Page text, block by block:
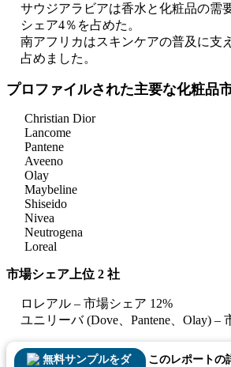
サウジアラビアは香水と化粧品の需
シェア4％を占めた。
南アフリカはスキンケアの普及に支
占めました。
プロファイルされた主要な化粧品
Christian Dior
Lancome
Pantene
Aveeno
Olay
Maybeline
Shiseido
Nivea
Neutrogena
Loreal
市場シェア上位 2 社
ロレアル – 市場シェア 12%
ユニリーバ (Dove、Pantene、Olay) –
無料サンプルをダ
このレポートの